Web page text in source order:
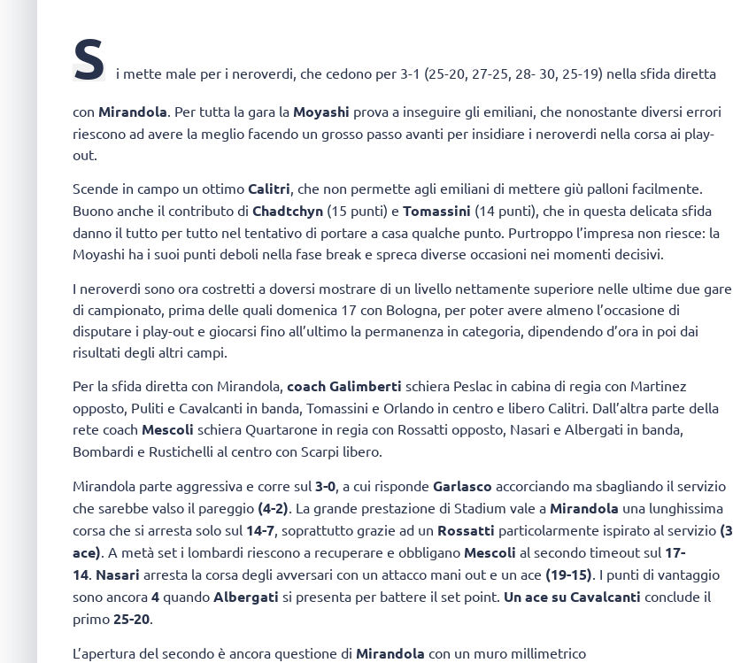
S i mette male per i neroverdi, che cedono per 3-1 (25-20, 27-25, 28- 30, 25-19) nella sfida diretta
con Mirandola . Per tutta la gara la Moyashi prova a inseguire gli emiliani, che nonostante diversi errori
riescono ad avere la meglio facendo un grosso passo avanti per insidiare i neroverdi nella corsa ai play-
out.
Scende in campo un ottimo Calitri, che non permette agli emiliani di mettere giù palloni facilmente.
Buono anche il contributo di Chadtchyn (15 punti) e Tomassini (14 punti), che in questa delicata sfida
danno il tutto per tutto nel tentativo di portare a casa qualche punto. Purtroppo l’impresa non riesce: la
Moyashi ha i suoi punti deboli nella fase break e spreca diverse occasioni nei momenti decisivi.
I neroverdi sono ora costretti a doversi mostrare di un livello nettamente superiore nelle ultime due gare
di campionato, prima delle quali domenica 17 con Bologna, per poter avere almeno l’occasione di
disputare i play-out e giocarsi fino all’ultimo la permanenza in categoria, dipendendo d’ora in poi dai
risultati degli altri campi.
Per la sfida diretta con Mirandola, coach Galimberti schiera Peslac in cabina di regia con Martinez
opposto, Puliti e Cavalcanti in banda, Tomassini e Orlando in centro e libero Calitri. Dall’altra parte della
rete coach Mescoli schiera Quartarone in regia con Rossatti opposto, Nasari e Albergati in banda,
Bombardi e Rustichelli al centro con Scarpi libero.
Mirandola parte aggressiva e corre sul 3-0 , a cui risponde Garlasco accorciando ma sbagliando il servizio
che sarebbe valso il pareggio (4-2) . La grande prestazione di Stadium vale a Mirandola una lunghissima
corsa che si arresta solo sul 14-7 , soprattutto grazie ad un Rossatti particolarmente ispirato al servizio (3
ace) . A metà set i lombardi riescono a recuperare e obbligano Mescoli al secondo timeout sul 17-
14 Nasari arresta la corsa degli avversari con un attacco mani out e un ace (19-15) . I punti di vantaggio
sono ancora 4 quando Albergati si presenta per battere il set point. Un ace su Cavalcanti conclude il
primo 25-20
L’apertura del secondo è ancora questione di Mirandola con un muro millimetrico